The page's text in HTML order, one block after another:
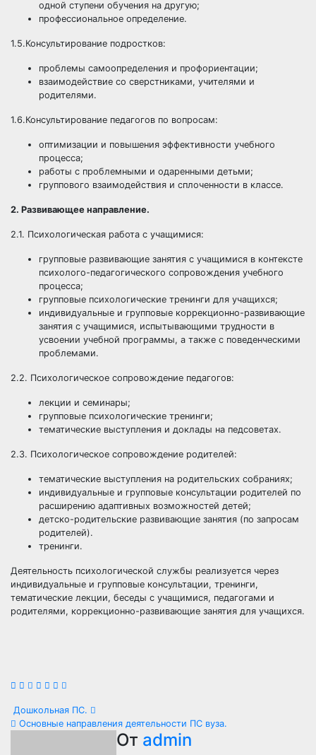
одной ступени обучения на другую;
профессиональное определение.
1.5.Консультирование подростков:
проблемы самоопределения и профориентации;
взаимодействие со сверстниками, учителями и
родителями.
1.6.Консультирование педагогов по вопросам:
оптимизации и повышения эффективности учебного
процесса;
работы с проблемными и одаренными детьми;
группового взаимодействия и сплоченности в классе.
2. Развивающее направление.
2.1. Психологическая работа с учащимися:
групповые развивающие занятия с учащимися в контексте
психолого-педагогического сопровождения учебного
процесса;
групповые психологические тренинги для учащихся;
индивидуальные и групповые коррекционно-развивающие
занятия с учащимися, испытывающими трудности в
усвоении учебной программы, а также с поведенческими
проблемами.
2.2. Психологическое сопровождение педагогов:
лекции и семинары;
групповые психологические тренинги;
тематические выступления и доклады на педсоветах.
2.3. Психологическое сопровождение родителей:
тематические выступления на родительских собраниях;
индивидуальные и групповые консультации родителей по
расширению адаптивных возможностей детей;
детско-родительские развивающие занятия (по запросам
родителей).
тренинги.
Деятельность психологической службы реализуется через
индивидуальные и групповые консультации, тренинги,
тематические лекции, беседы с учащимися, педагогами и
родителями, коррекционно-развивающие занятия для учащихся.
Навигация
Дошкольная ПС.
Основные направления деятельности ПС вуза.
От admin